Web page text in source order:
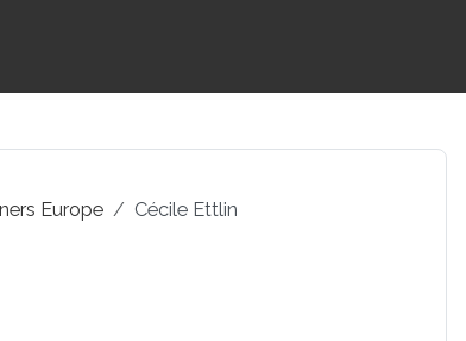
Europe Cécile Ettlin